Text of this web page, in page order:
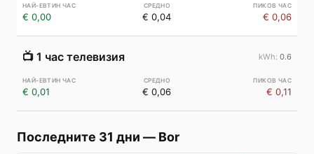
€ 0,00 € 0,04 € 0,06
📺 1 час телевизия 0.6
€ 0,01 € 0,06 € 0,11
Последните 31 дни — Bor